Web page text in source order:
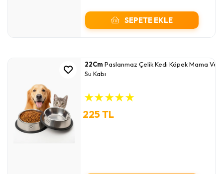
SEPETE EKLE
22Cm Paslanmaz Çelik Kedi Köpek Mama Ve
Su Kabı
★★★★★
225 TL